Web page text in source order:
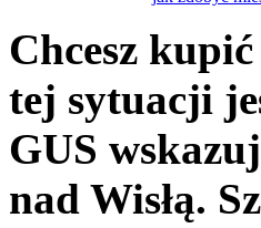
Chcesz
tej sytuacji
GUS
nad Wisłą.